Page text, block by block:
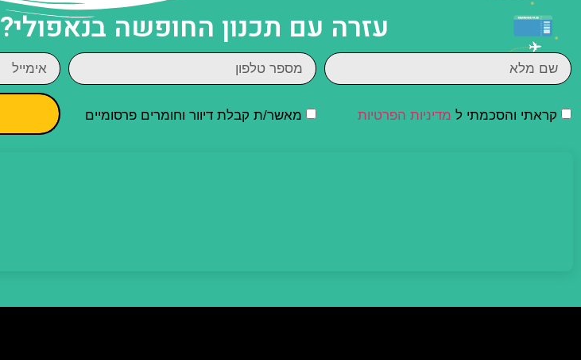
עזרה עם תכנון החופשה בנאפולי?
קראתי והסכמתי ל מדיניות הפרטיות מאשר/ת קבלת דיוור וחומרים פרסומיים